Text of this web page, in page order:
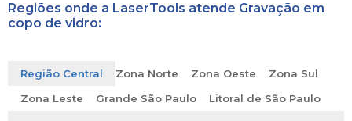
Regiões onde a LaserTools atende Gravação em
copo de vidro:
Região Central Zona Norte Zona Oeste
Zona Sul
Zona Leste
Grande São Paulo Litoral de São Paulo